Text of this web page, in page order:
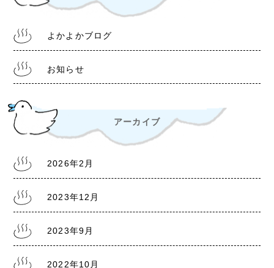
2022.10.28
令和4年11月1日より 入浴料金改定について
2022.6.30
熊本銭湯『松の湯』 営業時間等変更のお知らせ
熊本銭湯『大福湯』 営業のお知らせ
2022.1.20
よかよかブログ
お知らせ
アーカイブ
2026年2月
2023年12月
2023年9月
2022年10月